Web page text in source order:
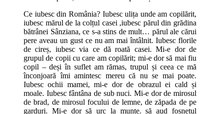
Ce iubesc din România? Iubesc ulița unde am copilărit,
iubesc mărul de la colțul casei ,iubesc părul din grădina
bătrânei Sânziana, ce s-a stins de mult… părul ale cărui
pere aveau un gust ce nu am mai întâlnit. Iubesc florile
de cireș, iubesc via ce dă roată casei. Mi-e dor de
grupul de copii cu care am copilărit; mi-e dor să mai fiu
copil – deși în suflet am rămas, trupul și ceea ce mă
înconjoară îmi amintesc mereu că nu se mai poate.
Iubesc ochii mamei, mi-e dor de obrazul ei cald și
moale. Iubesc fântâna de sub nuci. Mi-e dor de mirosul
de brad, de mirosul focului de lemne, de zăpada de pe
garduri. Mi-e dor să urc la munte. să aud foșnetul